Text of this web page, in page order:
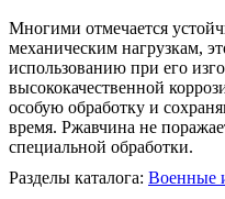
Многими отмечается
механическим нагрузкам,
использованию при его
высококачественной
особую обработку и
время. Ржавчина не
специальной обработки.
Разделы каталога: Военные